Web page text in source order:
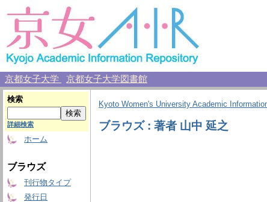
京都女子大学 京都女子大学図書館
検索
詳細検索
ホーム
ブラウズ
刊行物タイプ
発行日
Kyoto Women's University Academic
ブラウズ : 著者 山中 延之